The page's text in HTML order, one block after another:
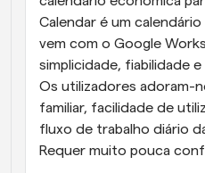
Calendar é um
vem com o Google
simplicidade, fiabilidade
Os utilizadores adoram-
familiar, facilidade de
fluxo de trabalho diário
Requer muito pouca